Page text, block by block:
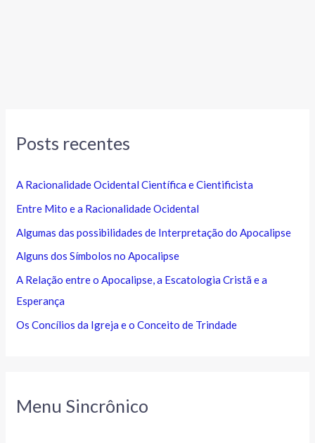
Posts recentes
A Racionalidade Ocidental Científica e Cientificista
Entre Mito e a Racionalidade Ocidental
Algumas das possibilidades de Interpretação do Apocalipse
Alguns dos Símbolos no Apocalipse
A Relação entre o Apocalipse, a Escatologia Cristã e a
Esperança
Os Concílios da Igreja e o Conceito de Trindade
Menu Sincrônico